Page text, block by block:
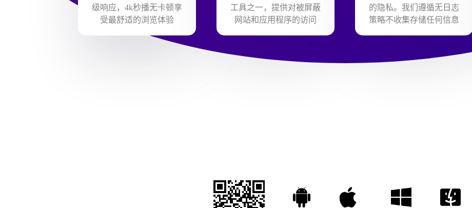
级响应，4k秒播无卡顿享
受最舒适的浏览体验
工具之一，提供对被屏蔽
网站和应用程序的访问
的隐私。我们遵循无日志
策略不收集存储任何信息